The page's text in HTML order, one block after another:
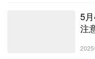
5
注
2025